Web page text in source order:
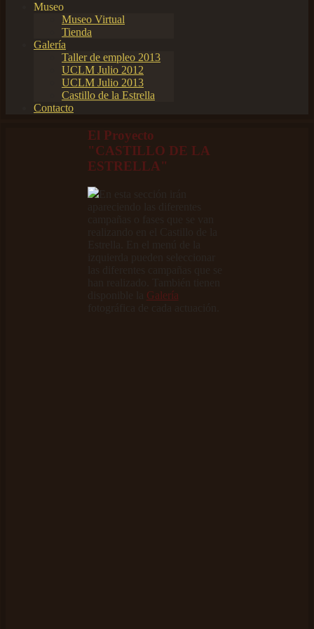
Museo
Museo Virtual
Tienda
Galería
Taller de empleo 2013
UCLM Julio 2012
UCLM Julio 2013
Castillo de la Estrella
Contacto
El Proyecto
"CASTILLO DE LA
ESTRELLA"
En esta sección irán
Galería